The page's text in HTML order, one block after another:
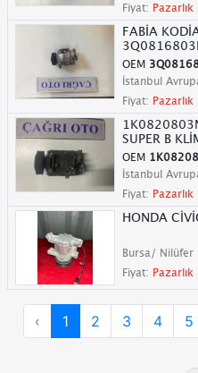
Fiyat: Pazarlık
FABİA
OEM
İstanbul
Fiyat: Pazarlık
SUPER B
OEM
İstanbul
Fiyat: Pazarlık
HONDA
Bursa/ Nilüfer
Fiyat: Pazarlık
‹ 1 2 3 4 5